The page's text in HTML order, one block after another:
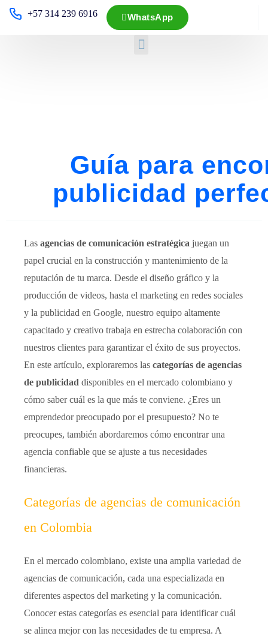
+57 314 239 6916 WhatsApp
Guía para
publicidad
Las agencias de comunicación estratégica juegan un
papel crucial en la construcción y mantenimiento de la
reputación de tu marca. Desde el diseño gráfico y la
producción de videos, hasta el marketing en redes sociales
y la publicidad en Google, nuestro equipo altamente
capacitado y creativo trabaja en estrecha colaboración con
nuestros clientes para garantizar el éxito de sus proyectos.
En este artículo, exploraremos las categorías de agencias
de publicidad disponibles en el mercado colombiano y
cómo saber cuál es la que más te conviene. ¿Eres un
emprendedor preocupado por el presupuesto? No te
preocupes, también abordaremos cómo encontrar una
agencia confiable que se ajuste a tus necesidades
financieras.
Categorías de agencias de comunicación
en Colombia
En el mercado colombiano, existe una amplia variedad de
agencias de comunicación, cada una especializada en
diferentes aspectos del marketing y la comunicación.
Conocer estas categorías es esencial para identificar cuál
se alinea mejor con las necesidades de tu empresa. A